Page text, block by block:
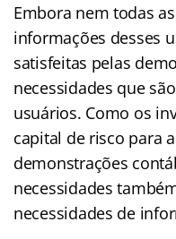
Embora nem todas
informações desses
satisfeitas pelas
necessidades que
usuários. Como os
capital de risco para
demonstrações
necessidades
necessidades de